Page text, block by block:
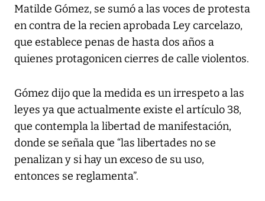
Matilde Gómez, se sumó a las voces de protesta
en contra de la recien aprobada Ley carcelazo,
que establece penas de hasta dos años a
quienes protagonicen cierres de calle violentos.
Gómez dijo que la medida es un irrespeto a las
leyes ya que actualmente existe el artículo 38,
que contempla la libertad de manifestación,
donde se señala que “las libertades no se
penalizan y si hay un exceso de su uso,
entonces se reglamenta”.